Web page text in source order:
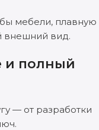
мебели, плавную
внешний вид.
и полный
— от разработки